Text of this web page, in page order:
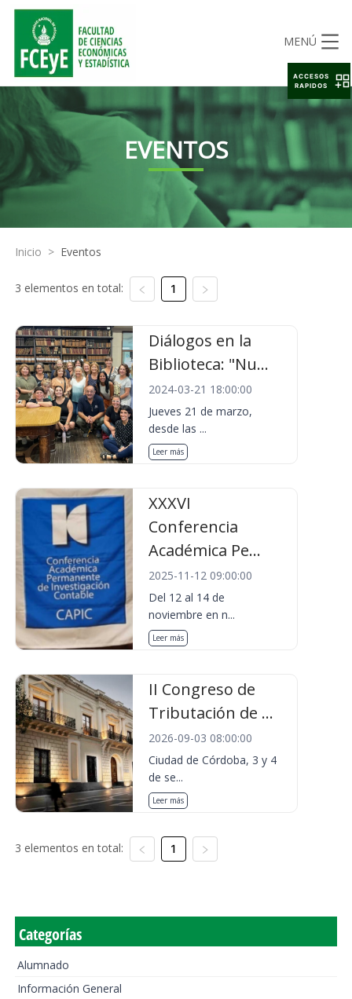
MENÚ
EVENTOS
Inicio > Eventos
3 elementos en total: 1
Diálogos en la
Biblioteca: "Nu...
2024-03-21 18:00:00
Jueves 21 de marzo,
desde las ...
Leer más
XXXVI
Conferencia
Académica Pe...
2025-11-12 09:00:00
Del 12 al 14 de
noviembre en n...
Leer más
II Congreso de
Tributación de ...
2026-09-03 08:00:00
Ciudad de Córdoba, 3 y 4
de se...
Leer más
3 elementos en total: 1
Categorías
Alumnado
Información General
ACCESOS
RAPIDOS